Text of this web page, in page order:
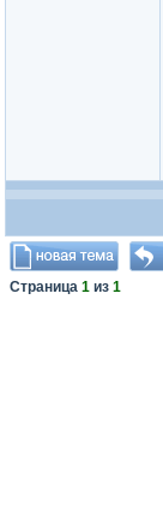
Страница 1 из 1